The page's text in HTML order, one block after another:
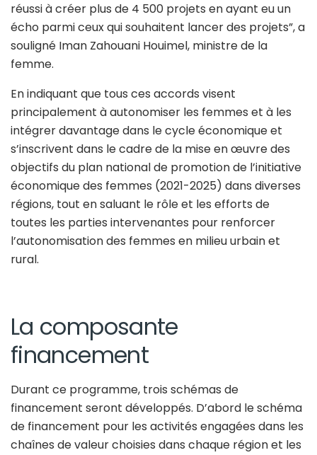
réussi à créer plus de 4 500 projets en ayant eu un
écho parmi ceux qui souhaitent lancer des projets”, a
souligné Iman Zahouani Houimel, ministre de la
femme.
En indiquant que tous ces accords visent
principalement à autonomiser les femmes et à les
intégrer davantage dans le cycle économique et
s’inscrivent dans le cadre de la mise en œuvre des
objectifs du plan national de promotion de l’initiative
économique des femmes (2021-2025) dans diverses
régions, tout en saluant le rôle et les efforts de
toutes les parties intervenantes pour renforcer
l’autonomisation des femmes en milieu urbain et
rural.
La composante
financement
Durant ce programme, trois schémas de
financement seront développés. D’abord le schéma
de financement pour les activités engagées dans les
chaînes de valeur choisies dans chaque région et les